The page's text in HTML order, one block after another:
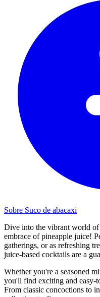
Sobre Suco de abacaxi
Dive into the vibrant world of
embrace of pineapple juice!
gatherings, or as refreshing
juice-based cocktails are a
Whether you're a seasoned
you'll find exciting and easy-
From classic concoctions to